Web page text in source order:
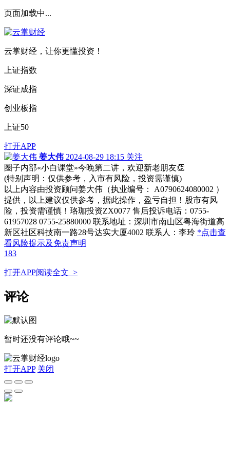
页面加载中...
云掌财经，让你更懂投资！
上证指数
深证成指
创业板指
上证50
打开APP
姜大伟 2024-08-29 18:15 关注
圈子内部«小白课堂»今晚第二讲，欢迎新老朋友👏
(特别声明：仅供参考，入市有风险，投资需谨慎)
以上内容由投资顾问姜大伟（执业编号： A0790624080002 ）
提供，以上建议仅供参考，据此操作，盈亏自担！股市有风
险，投资需谨慎！珞珈投资ZX0077 售后投诉电话：0755-
61957028 0755-25880000 联系地址：深圳市南山区粤海街道高
新区社区科技南一路28号达实大厦4002 联系人：李玲 *点击查
看风险提示及免责声明
183
打开APP阅读全文 >
评论
暂时还没有评论哦~~
打开APP 关闭